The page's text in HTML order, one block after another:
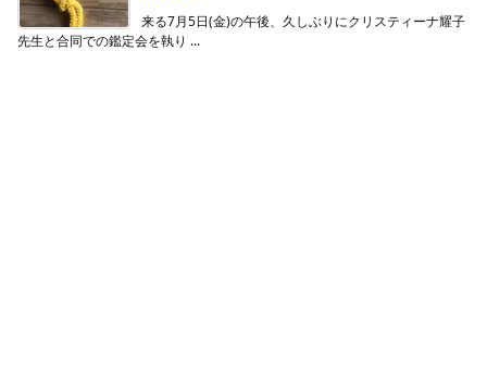
来る7月5日(金)の午後、久しぶりにクリスティーナ耀子
先生と合同での鑑定会を執り ...